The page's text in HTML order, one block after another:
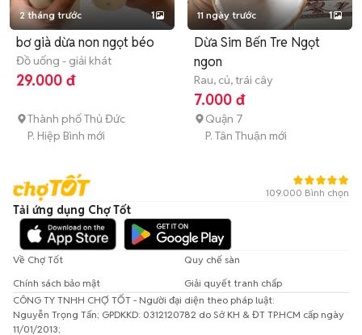
2 tháng trước 1
bơ già dừa non ngọt béo
Đồ uống - giải khát
29.000 đ
Thành phố Thủ Đức
P. Hiệp Bình mới
11 ngày trước 1
Dừa Sim Bến Tre Ngọt
ngon
Rau, củ, trái cây
7.000 đ
Quận 7
P. Tân Thuận mới
109.000 Bình chọn
Tải ứng dụng Chợ Tốt
Về Chợ Tốt
Quy chế sàn
Chính sách bảo mật
Giải quyết tranh chấp
CÔNG TY TNHH CHỢ TỐT - Người đại diện theo pháp luật:
Nguyễn Trọng Tấn; GPDKKD: 0312120782 do Sở KH & ĐT TP.HCM cấp ngày
11/01/2013;